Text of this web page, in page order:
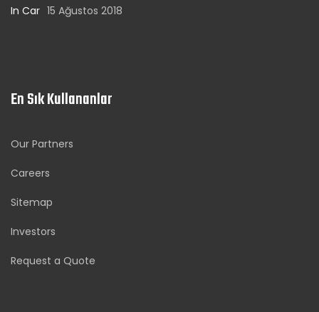
In Car 15 Ağustos 2018
En Sık Kullananlar
Our Partners
Careers
Sitemap
Investors
Request a Quote